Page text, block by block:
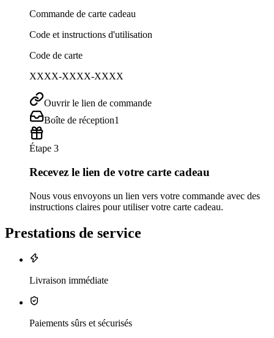
Commande de carte cadeau
Code et instructions d'utilisation
Code de carte
XXXX-XXXX-XXXX
Ouvrir le lien de commande
Boîte de réception1
Étape 3
Recevez le lien de votre carte cadeau
Nous vous envoyons un lien vers votre commande avec des
instructions claires pour utiliser votre carte cadeau.
Prestations de service
Livraison immédiate
Paiements sûrs et sécurisés